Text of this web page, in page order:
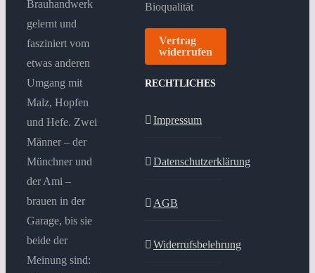
Brauhandwerk
gelernt und
fasziniert vom
etwas anderen
Umgang mit
Malz, Hopfen
und Hefe. Zwei
Männer – der
Münchner und
der Ami –
brauen in der
Garage, bis sie
beide der
Meinung sind:
Vertrag
widerrufen
RECHTLICHES
Impressum
Datenschutzerklärung
AGB
Widerrufsbelehrung